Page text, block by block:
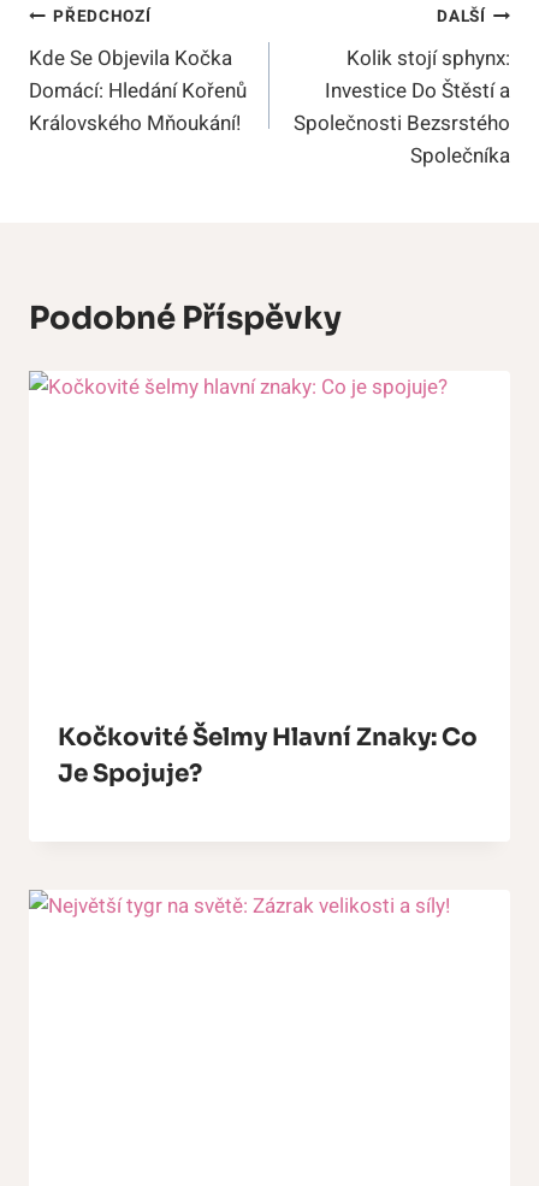
Navigace
Pro
Příspěvek
PŘEDCHOZÍ
Kde Se Objevila Kočka
Domácí: Hledání Kořenů
Královského Mňoukání!
DALŠÍ
Kolik stojí sphynx:
Investice Do Štěstí a
Společnosti Bezsrstého
Společníka
Podobné Příspěvky
Kočkovité Šelmy Hlavní Znaky: Co
Je Spojuje?